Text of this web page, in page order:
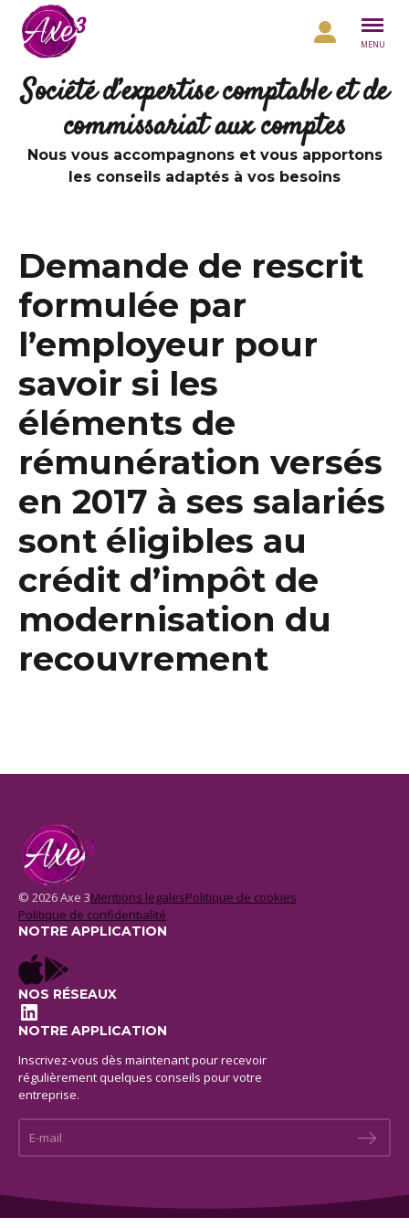
Aller au contenu
MENU
Société d’expertise comptable et de
commissariat aux comptes
Nous vous accompagnons et vous apportons
les conseils adaptés à vos besoins
Demande de rescrit
formulée par
l’employeur pour
savoir si les
éléments de
rémunération versés
en 2017 à ses salariés
sont éligibles au
crédit d’impôt de
modernisation du
recouvrement
© 2026 Axe 3Mentions legalesPolitique de cookies
Politique de confidentialité
NOTRE APPLICATION
NOS RÉSEAUX
LinkedIn
NOTRE APPLICATION
Inscrivez-vous dès maintenant pour recevoir
régulièrement quelques conseils pour votre
entreprise.